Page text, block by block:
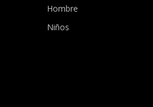
Hombre
Niños